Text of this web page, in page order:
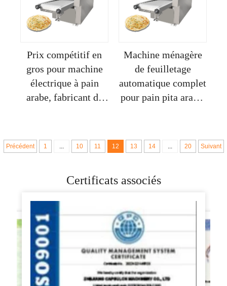
Prix compétitif en
gros pour machine
électrique à pain
arabe, fabricant de
Machine ménagère
de feuilletage
automatique complet
pour pain pita arabe,
Précédent 1 ... 10 11 12 13 14 ... 20 Suivant
Certificats associés